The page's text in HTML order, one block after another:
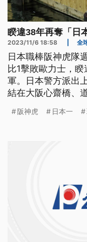
睽違38年再奪「日
2023/11/6 18:58 全
日本職棒阪神虎隊
比1擊敗歐力士，
軍。日本警方派出
結在大阪心齋橋、
阪神虎 日本一